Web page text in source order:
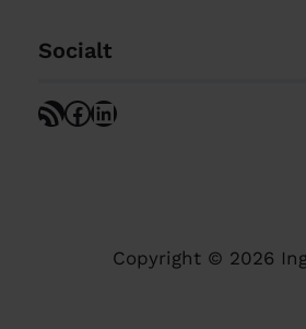
Socialt
RSS Feed
Facebook
LinkedIn
Copyright © 2026